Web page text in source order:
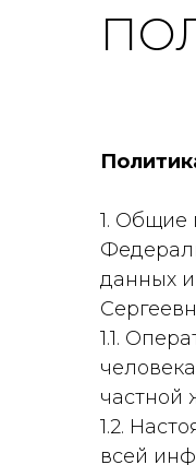
1. Общие
данных
1.1.
частной
1.2.
всей